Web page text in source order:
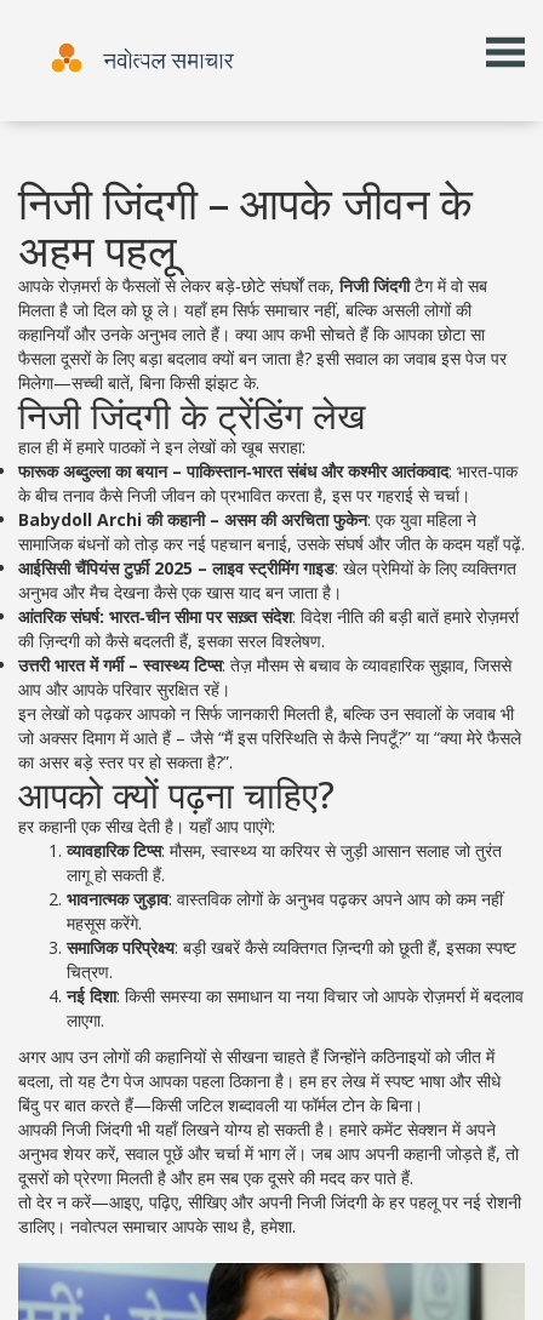
निजी जिंदगी – आपके जीवन के
अहम पहलू
आपके रोज़मर्रा के फैसलों से लेकर बड़े‑छोटे संघर्षों तक,निजी जिंदगीटैग में वो सब
मिलता है जो दिल को छू ले। यहाँ हम सिर्फ समाचार नहीं, बल्कि असली लोगों की
कहानियाँ और उनके अनुभव लाते हैं। क्या आप कभी सोचते हैं कि आपका छोटा सा
फैसला दूसरों के लिए बड़ा बदलाव क्यों बन जाता है? इसी सवाल का जवाब इस पेज पर
मिलेगा—सच्ची बातें, बिना किसी झंझट के.
निजी जिंदगी के ट्रेंडिंग लेख
हाल ही में हमारे पाठकों ने इन लेखों को खूब सराहा:
फारूक अब्दुल्ला का बयान – पाकिस्तान‑भारत संबंध और कश्मीर आतंकवाद: भारत‑पाक
के बीच तनाव कैसे निजी जीवन को प्रभावित करता है, इस पर गहराई से चर्चा।
Babydoll Archi की कहानी – असम की अरचिता फुकेन: एक युवा महिला ने
सामाजिक बंधनों को तोड़ कर नई पहचान बनाई, उसके संघर्ष और जीत के कदम यहाँ पढ़ें.
आईसिसी चैंपियंस टुर्फ़ी 2025 – लाइव स्ट्रीमिंग गाइड: खेल प्रेमियों के लिए व्यक्तिगत
अनुभव और मैच देखना कैसे एक खास याद बन जाता है।
आंतरिक संघर्ष: भारत‑चीन सीमा पर सख़्त संदेश: विदेश नीति की बड़ी बातें हमारे रोज़मर्रा
की ज़िन्दगी को कैसे बदलती हैं, इसका सरल विश्लेषण.
उत्तरी भारत में गर्मी – स्वास्थ्य टिप्स: तेज़ मौसम से बचाव के व्यावहारिक सुझाव, जिससे
आप और आपके परिवार सुरक्षित रहें।
इन लेखों को पढ़कर आपको न सिर्फ जानकारी मिलती है, बल्कि उन सवालों के जवाब भी
जो अक्सर दिमाग में आते हैं – जैसे “मैं इस परिस्थिति से कैसे निपटूँ?” या “क्या मेरे फैसले
का असर बड़े स्तर पर हो सकता है?”.
आपको क्यों पढ़ना चाहिए?
हर कहानी एक सीख देती है। यहाँ आप पाएंगे:
व्यावहारिक टिप्स: मौसम, स्वास्थ्य या करियर से जुड़ी आसान सलाह जो तुरंत
लागू हो सकती हैं.
भावनात्मक जुड़ाव: वास्तविक लोगों के अनुभव पढ़कर अपने आप को कम नहीं
महसूस करेंगे.
समाजिक परिप्रेक्ष्य: बड़ी खबरें कैसे व्यक्तिगत ज़िन्दगी को छूती हैं, इसका स्पष्ट
चित्रण.
नई दिशा: किसी समस्या का समाधान या नया विचार जो आपके रोज़मर्रा में बदलाव
लाएगा.
अगर आप उन लोगों की कहानियों से सीखना चाहते हैं जिन्होंने कठिनाइयों को जीत में
बदला, तो यह टैग पेज आपका पहला ठिकाना है। हम हर लेख में स्पष्ट भाषा और सीधे
बिंदु पर बात करते हैं—किसी जटिल शब्दावली या फॉर्मल टोन के बिना।
आपकी निजी जिंदगी भी यहाँ लिखने योग्य हो सकती है। हमारे कमेंट सेक्शन में अपने
अनुभव शेयर करें, सवाल पूछें और चर्चा में भाग लें। जब आप अपनी कहानी जोड़ते हैं, तो
दूसरों को प्रेरणा मिलती है और हम सब एक दूसरे की मदद कर पाते हैं.
तो देर न करें—आइए, पढ़िए, सीखिए और अपनी निजी जिंदगी के हर पहलू पर नई रोशनी
डालिए। नवोत्पल समाचार आपके साथ है, हमेशा.